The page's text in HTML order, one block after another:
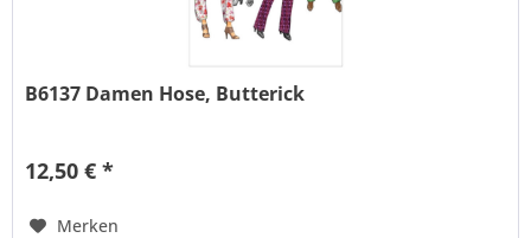
B6137 Damen Hose, Butterick
12,50 € *
Merken